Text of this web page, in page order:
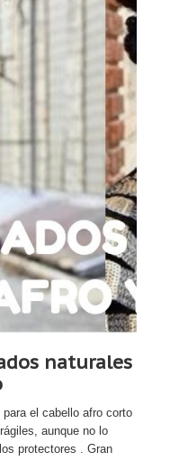
naturales
el cabello afro corto
aunque no lo
protectores . Gran